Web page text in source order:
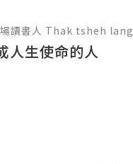
讀書人 Thak tsheh lang
人生使命的人